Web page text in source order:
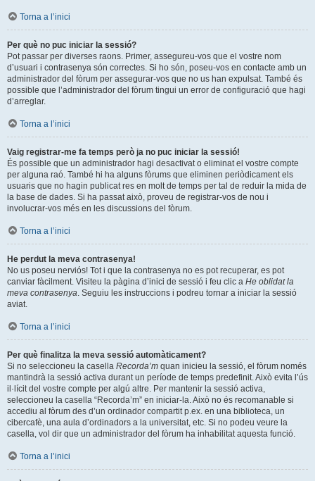
Torna a l’inici
Per què no puc iniciar la sessió?
Pot passar per diverses raons. Primer, assegureu-vos que el vostre nom
d’usuari i contrasenya són correctes. Si ho són, poseu-vos en contacte amb un
administrador del fòrum per assegurar-vos que no us han expulsat. També és
possible que l’administrador del fòrum tingui un error de configuració que hagi
d’arreglar.
Torna a l’inici
Vaig registrar-me fa temps però ja no puc iniciar la sessió!
És possible que un administrador hagi desactivat o eliminat el vostre compte
per alguna raó. També hi ha alguns fòrums que eliminen periòdicament els
usuaris que no hagin publicat res en molt de temps per tal de reduir la mida de
la base de dades. Si ha passat això, proveu de registrar-vos de nou i
involucrar-vos més en les discussions del fòrum.
Torna a l’inici
He perdut la meva contrasenya!
No us poseu nerviós! Tot i que la contrasenya no es pot recuperar, es pot
canviar fàcilment. Visiteu la pàgina d’inici de sessió i feu clic a He oblidat la
meva contrasenya . Seguiu les instruccions i podreu tornar a iniciar la sessió
aviat.
Torna a l’inici
Per què finalitza la meva sessió automàticament?
Si no seleccioneu la casella Recorda’m quan inicieu la sessió, el fòrum només
mantindrà la sessió activa durant un període de temps predefinit. Això evita l’ús
il·lícit del vostre compte per algú altre. Per mantenir la sessió activa,
seleccioneu la casella “Recorda’m” en iniciar-la. Això no és recomanable si
accediu al fòrum des d’un ordinador compartit p.ex. en una biblioteca, un
cibercafè, una aula d’ordinadors a la universitat, etc. Si no podeu veure la
casella, vol dir que un administrador del fòrum ha inhabilitat aquesta funció.
Torna a l’inici